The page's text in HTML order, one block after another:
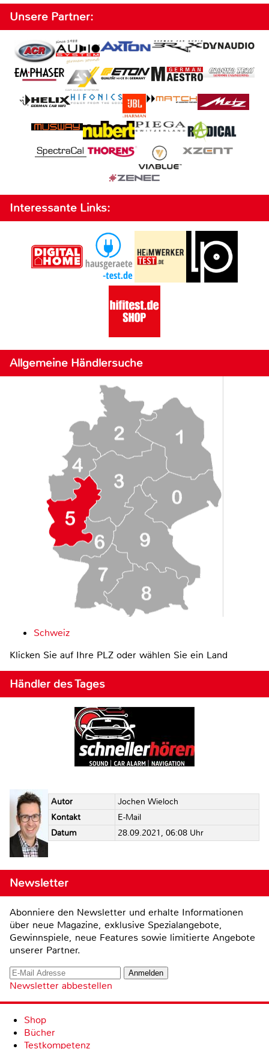
Unsere Partner:
Interessante Links:
Allgemeine Händlersuche
Schweiz
Klicken Sie auf Ihre PLZ oder wählen Sie ein Land
Händler des Tages
Autor
Jochen Wieloch
Kontakt
E-Mail
Datum
28.09.2021, 06:08 Uhr
Newsletter
Abonniere den Newsletter und erhalte Informationen
über neue Magazine, exklusive Spezialangebote,
Gewinnspiele, neue Features sowie limitierte Angebote
unserer Partner.
Newsletter abbestellen
Shop
Bücher
Testkompetenz